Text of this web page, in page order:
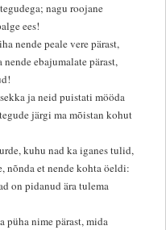
nagu roojane
ees!
nende peale vere pärast,
ebajumalate pärast,
ja neid puistati mööda
järgi ma mõistan kohut
kuhu nad ka iganes tulid,
nõnda et nende kohta öeldi:
on pidanud ära tulema
püha nime pärast, mida